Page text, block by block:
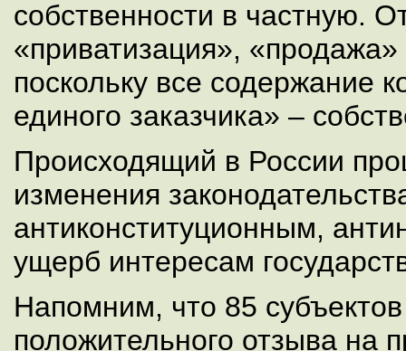
собственности в частную.
«приватизация»,
поскольку все содержание
единого заказчика» –
Происходящий в России
изменения
антиконституционным,
ущерб интересам
Напомним, что 85
положительного отзыва на